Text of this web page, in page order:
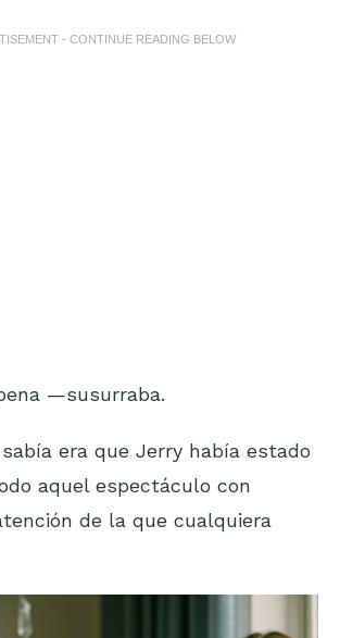
- CONTINUE READING BELOW
—susurraba.
era que Jerry había estado
aquel espectáculo con
de la que cualquiera